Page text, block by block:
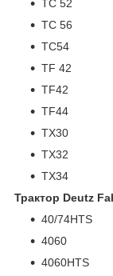
TC 52
TC 56
TC54
TF 42
TF42
TF44
TX30
TX32
TX34
Трактор Deutz
40/74HTS
4060
4060HTS